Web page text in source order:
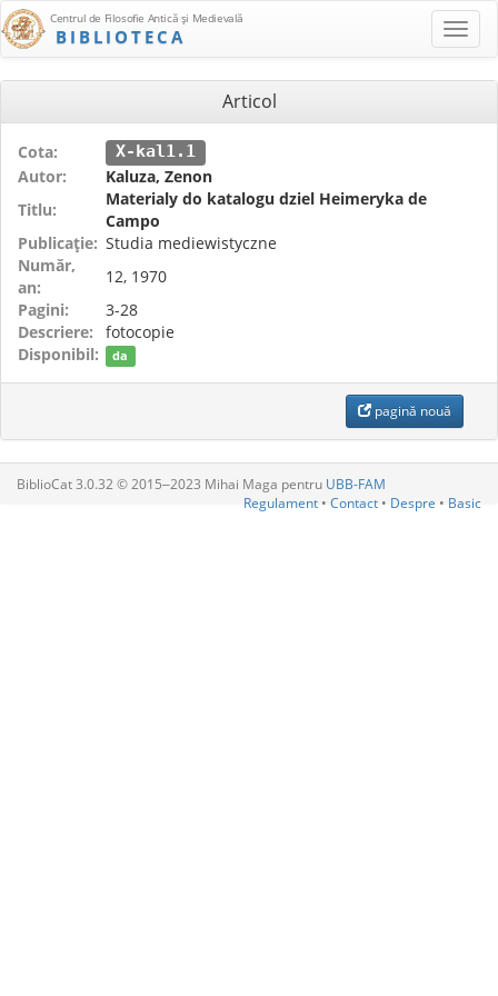
Centrul de Filosofie Antică şi Medievală
BIBLIOTECA
Articol
Cota: X-kal1.1
Autor:
Kaluza, Zenon
Titlu:
Materialy do katalogu dziel Heimeryka de
Campo
Publicaţie: Studia mediewistyczne
Număr,
an:
12, 1970
Pagini:
3-28
Descriere:
fotocopie
Disponibil:
da
pagină nouă
BiblioCat 3.0.32 © 2015‒2023 Mihai Maga pentru UBB-FAM
Regulament • Contact • Despre • Basic